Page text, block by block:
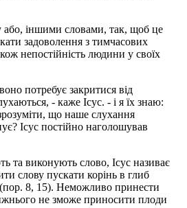
іншими словами, так, щоб це
задоволення з тимчасових
непостійність людини у своїх
потребує закритися від
- каже Ісус. - і я їх знаю:
що наше слухання
Ісус постійно наголошував
виконують слово, Ісус називає
слову пускати корінь в глиб
(пор. 8, 15). Неможливо принести
не зможе приносити плоди